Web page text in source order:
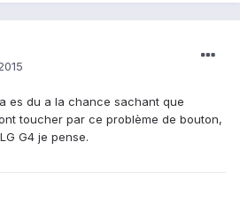
es du a la chance sachant que
toucher par ce problème de bouton,
G4 je pense.